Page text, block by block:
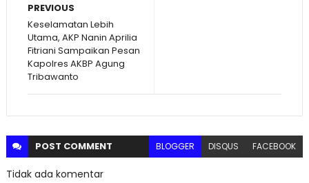
PREVIOUS
Keselamatan Lebih
Utama, AKP Nanin Aprilia
Fitriani Sampaikan Pesan
Kapolres AKBP Agung
Tribawanto
POST COMMENT BLOGGER DISQUS FACEBOOK
Tidak ada komentar